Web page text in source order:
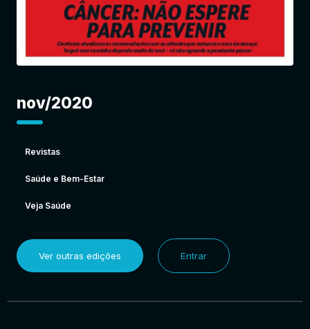
nov/2020
Revistas
Saúde e Bem-Estar
Veja Saúde
Ver outras edições Entrar